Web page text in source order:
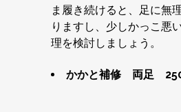
ま履き続けると、足に無
りますし、少しかっこ悪
理を検討しましょう。
かかと補修 両足